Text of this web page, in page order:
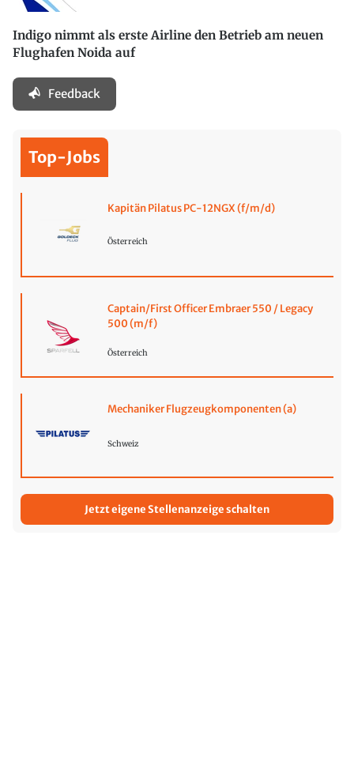
Indigo nimmt als erste Airline den Betrieb am neuen
Flughafen Noida auf
Feedback
Top-Jobs
Kapitän Pilatus PC-12NGX (f/m/d)
Österreich
Captain/First Officer Embraer 550 / Legacy
500 (m/f)
Österreich
Mechaniker Flugzeugkomponenten (a)
Schweiz
Jetzt eigene Stellenanzeige schalten